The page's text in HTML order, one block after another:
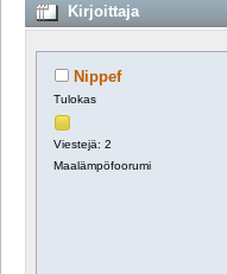
Kirjoittaja
Nippef
Tulokas
Viestejä: 2
Maalämpöfoorumi